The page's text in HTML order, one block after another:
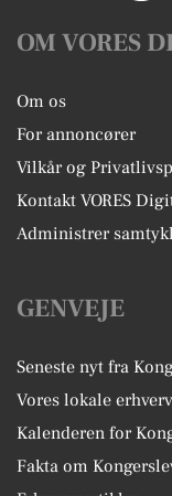
OM VORES
Om os
For annoncører
Vilkår og
Kontakt VORES
Administrer
GENVEJE
Seneste nyt fra
Vores lokale erhverv
Kalenderen for
Fakta om